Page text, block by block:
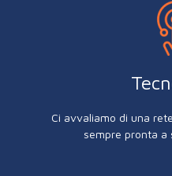
Ci avvaliamo di una
sempre pronta a